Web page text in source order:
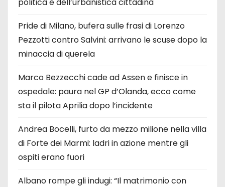
Pride di Milano, bufera sulle frasi di Lorenzo
Pezzotti contro Salvini: arrivano le scuse dopo la
minaccia di querela
Marco Bezzecchi cade ad Assen e finisce in
ospedale: paura nel GP d’Olanda, ecco come
sta il pilota Aprilia dopo l’incidente
Andrea Bocelli, furto da mezzo milione nella villa
di Forte dei Marmi: ladri in azione mentre gli
ospiti erano fuori
Albano rompe gli indugi: “Il matrimonio con